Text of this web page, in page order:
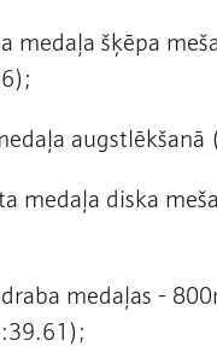
medaļa šķēpa
medaļa diska
medaļas -